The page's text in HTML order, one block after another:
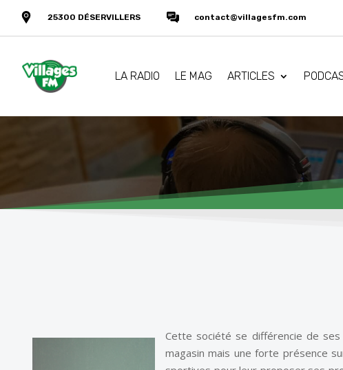
25300 DÉSERVILLERS contact@villagesfm.com
LA RADIO LE MAG ARTICLES
Cette société se différencie de
magasin mais une forte présence